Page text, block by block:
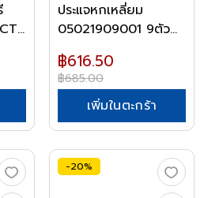
ประแจหกเหลี่ยม
05021909001 9ตัว
฿616.50
฿685.00
เพิ่มในตะกร้า
-20%